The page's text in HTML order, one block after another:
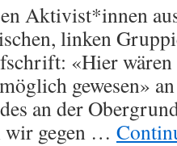
Aktivist*innen
linken
«Hier
gewesen»
an der
wir gegen …